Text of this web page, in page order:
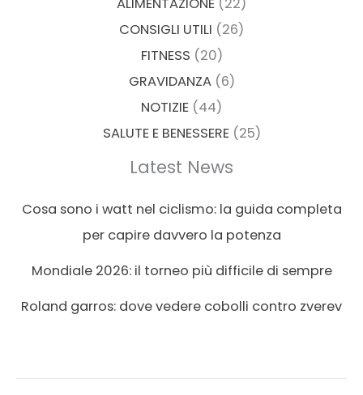
CONSIGLI UTILI (26)
FITNESS (20)
GRAVIDANZA(6)
NOTIZIE (44)
SALUTE E BENESSERE(25)
Latest News
Cosa sono i watt nel ciclismo: la guida completa
per capire davvero la potenza
Mondiale 2026: il torneo più difficile di sempre
Roland garros: dove vedere cobolli contro zverev